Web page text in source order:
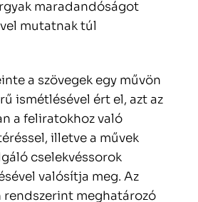
maradandóságot
mutatnak túl
a szövegek egy művön
ismétlésével ért el, azt az
a feliratokhoz való
illetve a művek
cselekvéssorok
valósítja meg. Az
rendszerint meghatározó